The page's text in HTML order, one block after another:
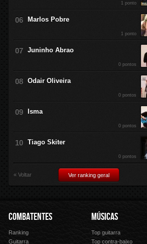
1 ponto
Marlos Pobre
1 ponto
Juninho Abrao
0 pontos
Odair Oliveira
0 pontos
Isma
0 pontos
Tiago Skiter
0 pontos
« Voltar Ver ranking geral
COMBATENTES
Ranking
Guitarra
MÚSICAS
Top guitarra
Top contra-baixo